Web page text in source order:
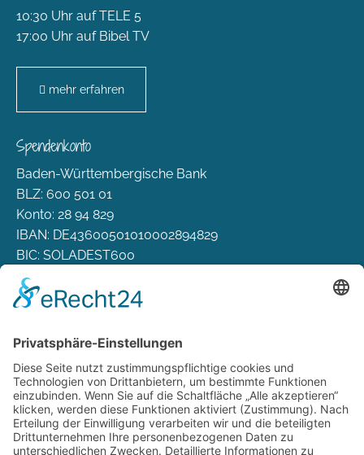
10:30 Uhr auf TELE 5
17:00 Uhr auf Bibel TV
mehr erfahren
Spendenkonto
Baden-Württembergische Bank
BLZ: 600 501 01
Konto: 28 94 829
IBAN: DE43600501010002894829
BIC: SOLADEST600
Rechtliches
Versand & Lieferung
Widerrufsbelehrung
AGB
Datenschutz